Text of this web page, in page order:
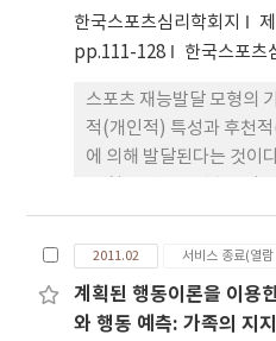
요인을 제외하고 모든 요
기존의 학습양식에 관한
한국스포츠심리학회지
pp.111-128
한국스포츠
스포츠 재능발달 모형의
적(개인적) 특성과 후천
에 의해 발달된다는 것이
는 자기보고형 스포츠 재
Multidimensional
Scale)를 개발하고, 이 척
동일성을 검증하는데 목
적 절차에 따라 스포츠 재
2011.02 서비스 종료(열
계획된 행동이론을 이용
와 행동 예측: 가족의 지